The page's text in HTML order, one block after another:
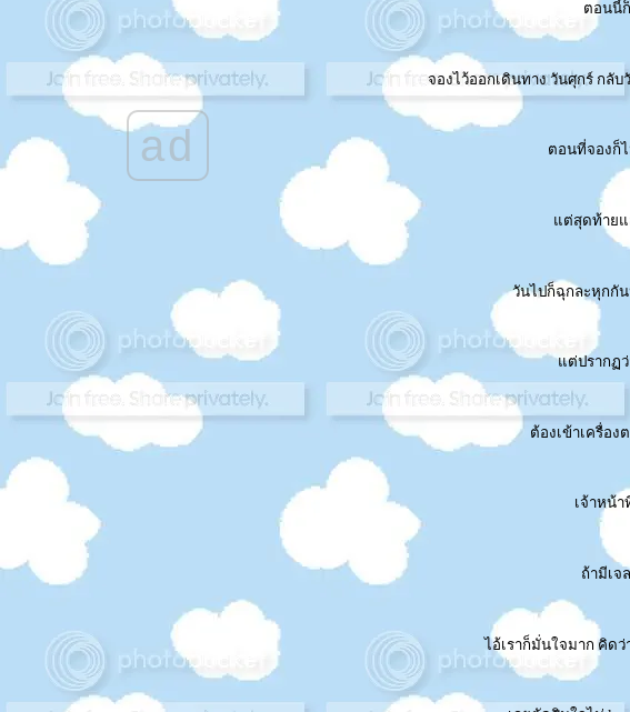
night
--- วันแม่ พาแม่เที่ยว --
ไปกินกาแฟโบราณที่ ตลาดคลองสวน
100 ปี กันไหมค่ะ
ไปบางแสนกันดีก่า..ฮิ้ว..ฮิ้ว
งานพฤกษาตะวันออก...เสียดายจริงๆ
" ..ดูดาว..ซื้อต้นไม้ ที่ถนนสายรังสิต-
นครนายก ตอน 2.."
" ..ดูดาว..ซื้อต้นไม้ ที่ถนนสายรังสิต-
นครนายก ตอน 1.."
ตลาดน้ำดำเนินสะดวก
อัมพวา A m p a w a - T r i p
ad
ตอนนี้
จองไว้ออกเดินทาง วันศุกร์ กลั
ตอนที่จองก็
ต่สุดท้ายแ
วันไปก็ฉุกละหุกกัน
ต่ปรากฏว่
ต้องเข้าเครื่อง
เจ้าหน้า
ถ้ามีเจ
ไอ้เราก็มั่นใจมาก คิด